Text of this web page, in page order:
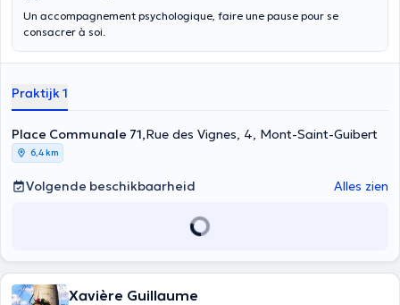
Un accompagnement psychologique, faire une pause pour se
consacrer à soi.
Praktijk 1
Place Communale 71,Rue des Vignes, 4, Mont-Saint-Guibert
6,4 km
Volgende beschikbaarheid Alles zien
Xavière Guillaume